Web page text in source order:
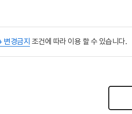
변경금지 조건에 따라 이용 할 수 있습니다.